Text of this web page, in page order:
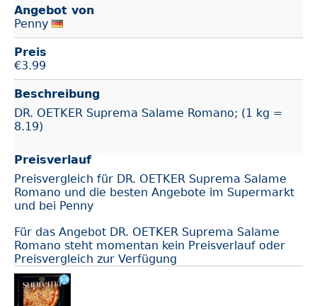
Angebot von
Penny
Preis
€3.99
Beschreibung
DR. OETKER Suprema Salame Romano; (1 kg =
8.19)
Preisverlauf
Preisvergleich für DR. OETKER Suprema Salame
Romano und die besten Angebote im Supermarkt
und bei Penny
Für das Angebot DR. OETKER Suprema Salame
Romano steht momentan kein Preisverlauf oder
Preisvergleich zur Verfügung